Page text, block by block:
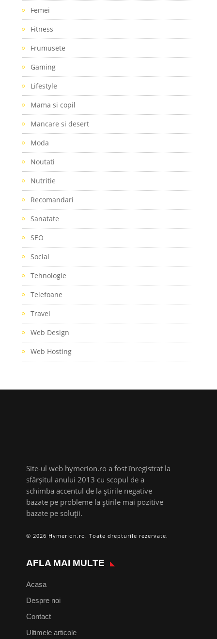
Femei
Fitness
Frumusete
Gaming
Lifestyle
Mama si copil
Mancare si desert
Moda
Noutati
Nutritie
Recomandari
Sanatate
SEO
Social
Tehnologie
Telefoane
Travel
Web Design
Web Hosting
Site-ul web hymerion.ro a fost înregistrat la
sfârșitul anului 2013 cu scopul de a
schimba accentul de la știrile negative
bazate pe probleme la știrile mai pozitive
bazate pe soluții.
© 2026 Hymerion.ro. Toate drepturile rezervate.
AFLA MAI MULTE
Acasa
Despre noi
Contact
Ultimele articole